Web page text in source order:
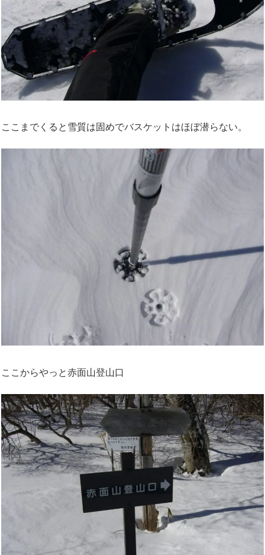
ここまでくると雪質は固めでバスケットはほぼ潜らない。
ここからやっと赤面山登山口